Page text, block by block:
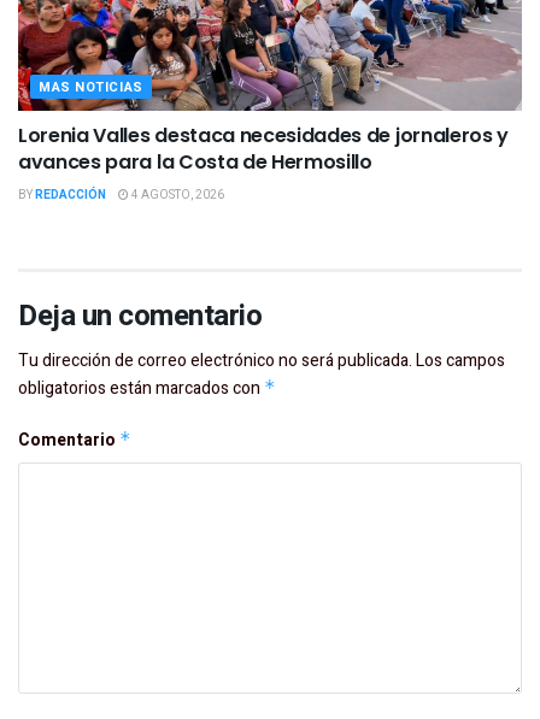
MAS NOTICIAS
Lorenia Valles destaca necesidades de jornaleros y
avances para la Costa de Hermosillo
BYREDACCIÓN 4 AGOSTO, 2026
Deja un comentario
Tu dirección de correo electrónico no será publicada.Los campos
obligatorios están marcados con *
Comentario *